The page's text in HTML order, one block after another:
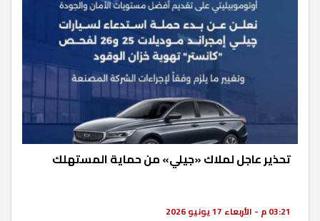
تحذير عاجل لملاك «جيلي» من حماية المستهلك
03:21 م - الأربعاء 17 يونيو 2026